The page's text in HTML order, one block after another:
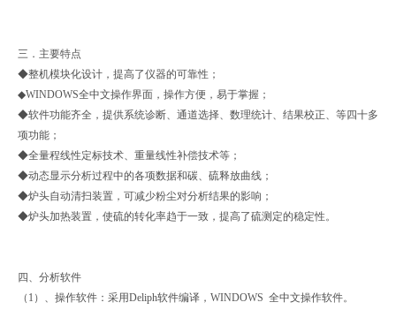
三．主要特点
◆整机模块化设计，提高了仪器的可靠性；
◆WINDOWS全中文操作界面，操作方便，易于掌握；
◆软件功能齐全，提供系统诊断、通道选择、数理统计、结果校正、等四十多
项功能；
◆全量程线性定标技术、重量线性补偿技术等；
◆动态显示分析过程中的各项数据和碳、硫释放曲线；
◆炉头自动清扫装置，可减少粉尘对分析结果的影响；
◆炉头加热装置，使硫的转化率趋于一致，提高了硫测定的稳定性。
四、分析软件
（1）、操作软件：采用Deliph软件编译，WINDOWS 全中文操作软件。